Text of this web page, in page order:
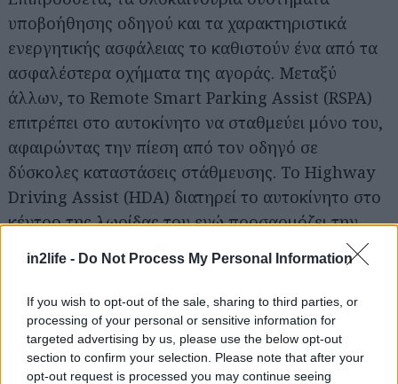
in2life - Do Not Process My Personal Information
If you wish to opt-out of the sale, sharing to third parties, or
processing of your personal or sensitive information for
targeted advertising by us, please use the below opt-out
section to confirm your selection. Please note that after your
opt-out request is processed you may continue seeing
υποβοήθησης οδηγού και τα χαρακτηριστικά
ενεργητικής ασφάλειας το καθιστούν ένα από τα
ασφαλέστερα οχήματα της αγοράς. Μεταξύ
άλλων, το Remote Smart Parking Assist (RSPA)
επιτρέπει στο αυτοκίνητο να σταθμεύει μόνο του,
αφαιρώντας την πίεση από τον οδηγό σε
δύσκολες καταστάσεις στάθμευσης. Το Highway
Driving Assist (HDA) διατηρεί το αυτοκίνητο στο
κέντρο της λωρίδας του ενώ προσαρμόζει την
ταχύτητα με βάση τα δεδομένα πλοήγησης, τις
κυκλοφοριακές συνθήκες και επικείμενες
στροφές. Το Parking Collision-avoidance Assist
βοηθά στην αποφυγή συγκρούσεων με εμπόδια
στο πίσω μέρος καθώς το όχημα κινείται με
όπισθεν και χαμηλή ταχύτητα.
Αναζήτηση
για...